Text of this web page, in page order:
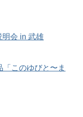
明会 in 武雄
このゆびと〜ま